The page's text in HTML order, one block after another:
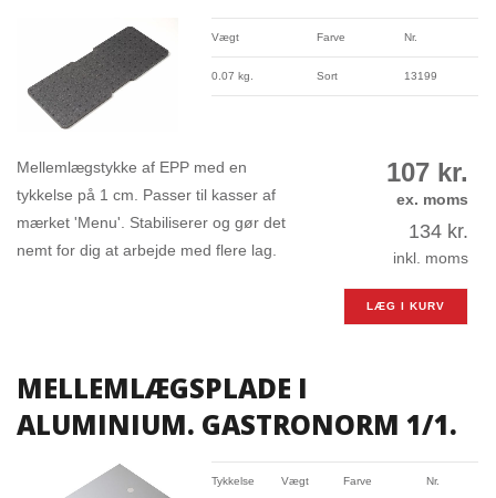
Vægt Farve Nr.
0.07 kg. Sort 13199
Mellemlægstykke af EPP med en
tykkelse på 1 cm. Passer til kasser af
mærket 'Menu'. Stabiliserer og gør det
nemt for dig at arbejde med flere lag.
107 kr.
ex. moms
134 kr.
inkl. moms
LÆG I KURV
MELLEMLÆGSPLADE I
ALUMINIUM. GASTRONORM 1/1.
Tykkelse Vægt Farve Nr.